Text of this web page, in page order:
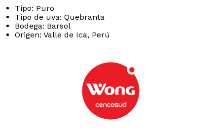
Tipo: Puro
Tipo de uva: Quebranta
Bodega: Barsol
Origen: Valle de Ica, Perú